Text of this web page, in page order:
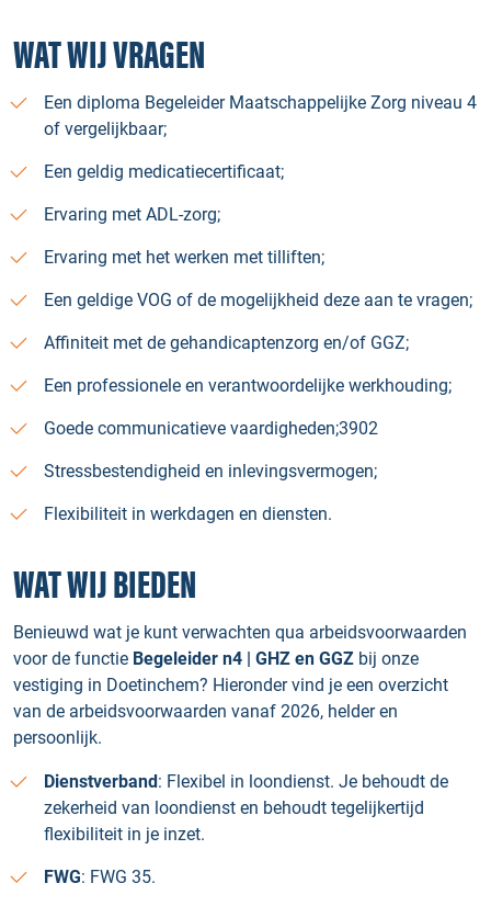
WAT WIJ VRAGEN
Een diploma Begeleider Maatschappelijke Zorg niveau 4
of vergelijkbaar;
Een geldig medicatiecertificaat;
Ervaring met ADL-zorg;
Ervaring met het werken met tilliften;
Een geldige VOG of de mogelijkheid deze aan te vragen;
Affiniteit met de gehandicaptenzorg en/of GGZ;
Een professionele en verantwoordelijke werkhouding;
Goede communicatieve vaardigheden;3902
Stressbestendigheid en inlevingsvermogen;
Flexibiliteit in werkdagen en diensten.
WAT WIJ BIEDEN
Benieuwd wat je kunt verwachten qua arbeidsvoorwaarden
voor de functie Begeleider n4 | GHZ en GGZ bij onze
vestiging in Doetinchem? Hieronder vind je een overzicht
van de arbeidsvoorwaarden vanaf 2026, helder en
persoonlijk.
Dienstverband: Flexibel in loondienst. Je behoudt de
zekerheid van loondienst en behoudt tegelijkertijd
flexibiliteit in je inzet.
FWG: FWG 35.